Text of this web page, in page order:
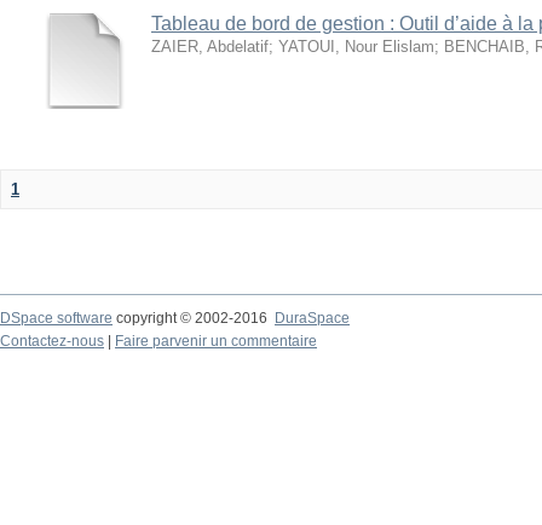
Tableau de bord de gestion : Outil d’aide à
ZAIER, Abdelatif; YATOUI, Nour Elislam; BENCHAIB,
1
DSpace software copyright © 2002-2016
DuraSpace
Contactez-nous
Faire parvenir un commentaire